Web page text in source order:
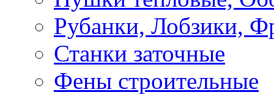
Рубанки, Лобзики,
Станки заточные
Фены строительные